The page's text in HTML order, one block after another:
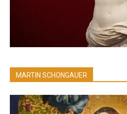
MARTIN SCHONGAUER